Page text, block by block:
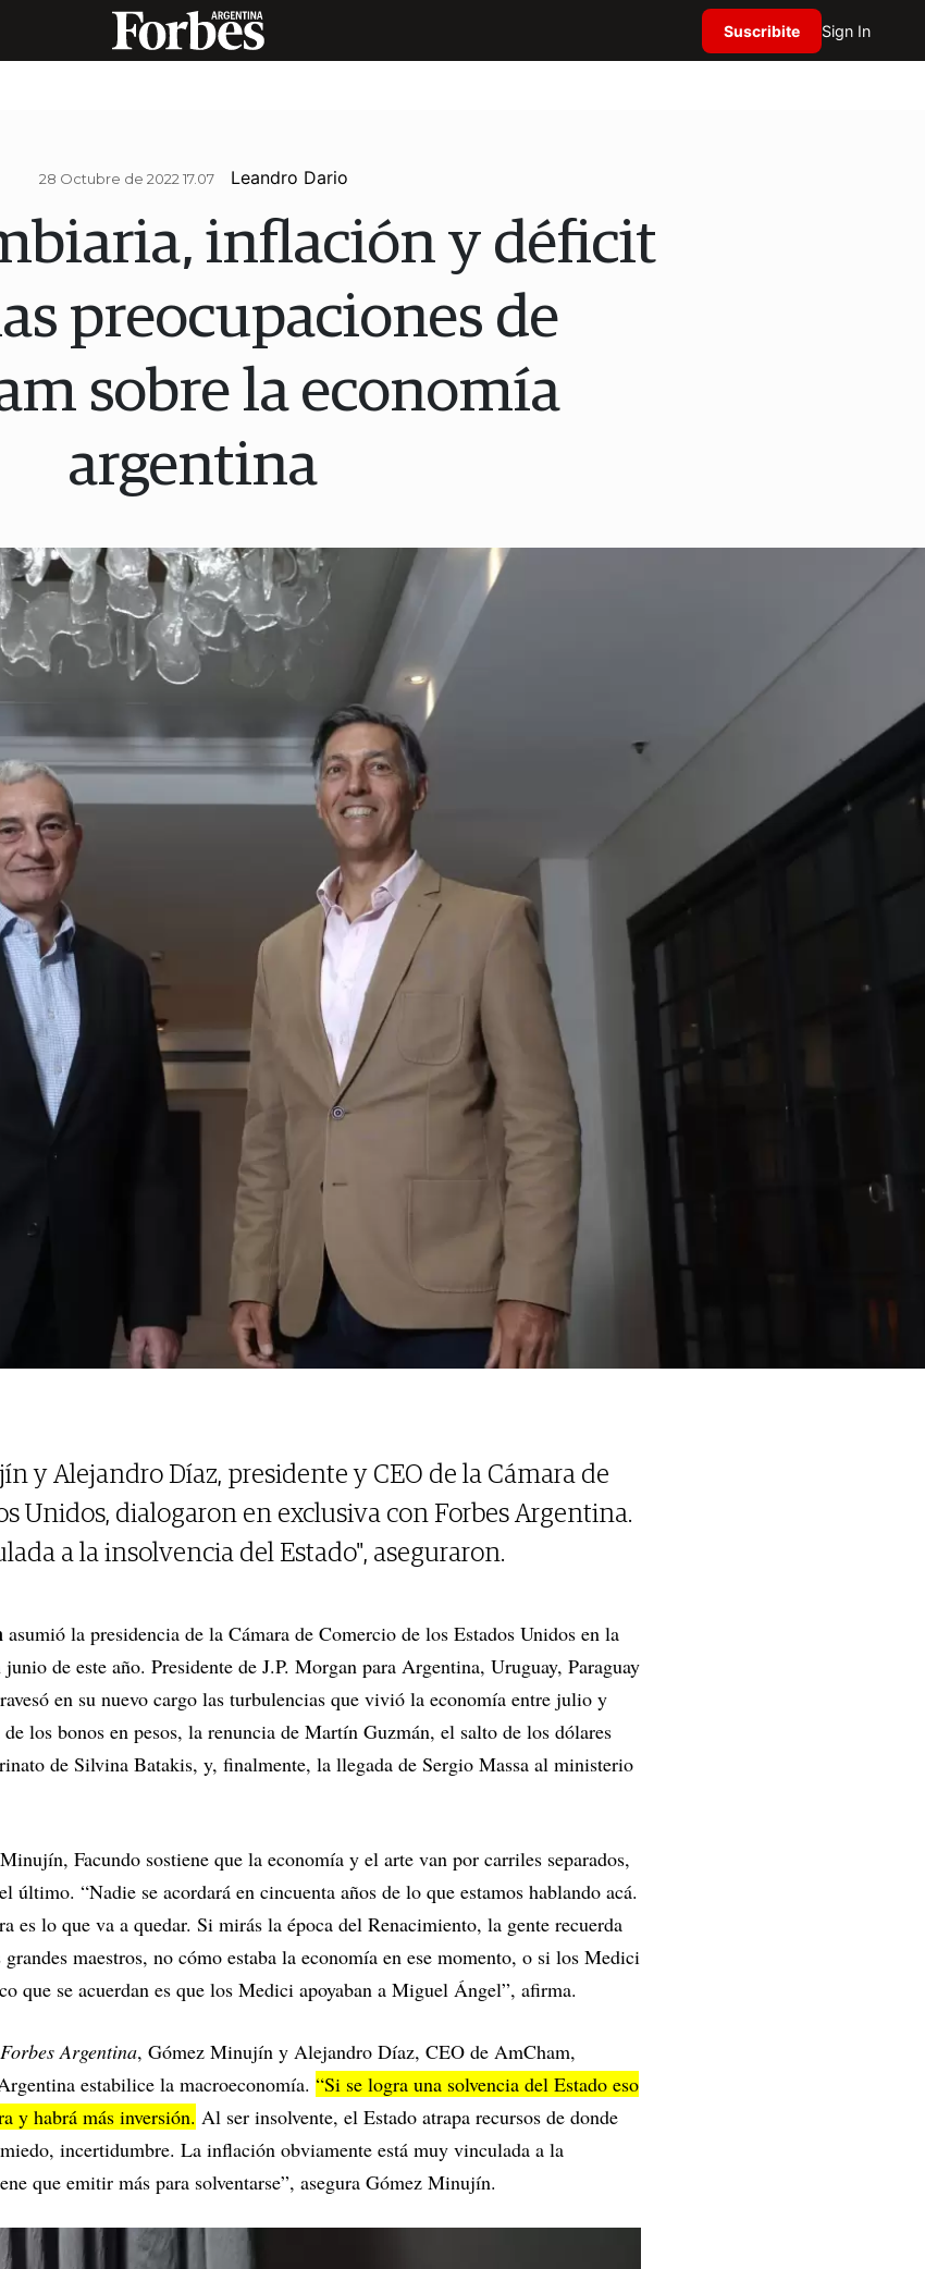
Suscribite Sign In
28 Octubre de 2022 17.07 Leandro Dario
inflación y déficit
preocupaciones de
sobre la economía
argentina
y Alejandro Díaz, presidente y CEO de la Cámara de
Unidos, dialogaron en exclusiva con Forbes Argentina.
a la insolvencia del Estado", aseguraron.
asumió la presidencia de la Cámara de Comercio de los Estados Unidos en la
de este año. Presidente de J.P. Morgan para Argentina, Uruguay, Paraguay
en su nuevo cargo las turbulencias que vivió la economía entre julio y
los bonos en pesos, la renuncia de Martín Guzmán, el salto de los dólares
de Silvina Batakis, y, finalmente, la llegada de Sergio Massa al ministerio
Facundo sostiene que la economía y el arte van por carriles separados,
último. “Nadie se acordará en cincuenta años de lo que estamos hablando acá.
es lo que va a quedar. Si mirás la época del Renacimiento, la gente recuerda
maestros, no cómo estaba la economía en ese momento, o si los Medici
que se acuerdan es que los Medici apoyaban a Miguel Ángel”, afirma.
Forbes Argentina, Gómez Minujín y Alejandro Díaz, CEO de AmCham,
estabilice la macroeconomía. “Si se logra una solvencia del Estado eso
y habrá más inversión. Al ser insolvente, el Estado atrapa recursos de donde
incertidumbre. La inflación obviamente está muy vinculada a la
que emitir más para solventarse”, asegura Gómez Minujín.